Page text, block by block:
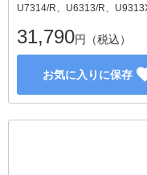
U7314/R、U6313/R、
31,790円（税込）
お気に入りに保存